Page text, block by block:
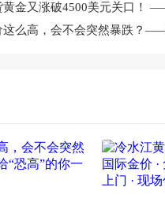
又涨破4500美元关口！ ——2026年1月7日闪崩后再冲高
么高，会不会突然暴跌？——给“恐